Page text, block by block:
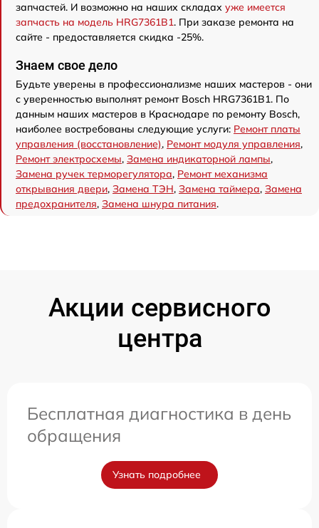
запчастей. И возможно на наших складах уже имеется
запчасть на модель HRG7361B1. При заказе ремонта на
сайте - предоставляется скидка -25%.
Знаем свое дело
Будьте уверены в профессионализме наших мастеров - они
с уверенностью выполнят ремонт Bosch HRG7361B1. По
данным наших мастеров в Краснодаре по ремонту Bosch,
наиболее востребованы следующие услуги: Ремонт платы
управления (восстановление), Ремонт модуля управления,
Ремонт электросхемы, Замена индикаторной лампы,
Замена ручек терморегулятора, Ремонт механизма
открывания двери, Замена ТЭН, Замена таймера, Замена
предохранителя, Замена шнура питания.
Акции сервисного
центра
Бесплатная диагностика в день
обращения
Узнать подробнее